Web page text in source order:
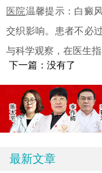
医院温馨提示：白癜
交织影响。患者不必
与科学观察，在医生
下一篇：没有了
最新文章